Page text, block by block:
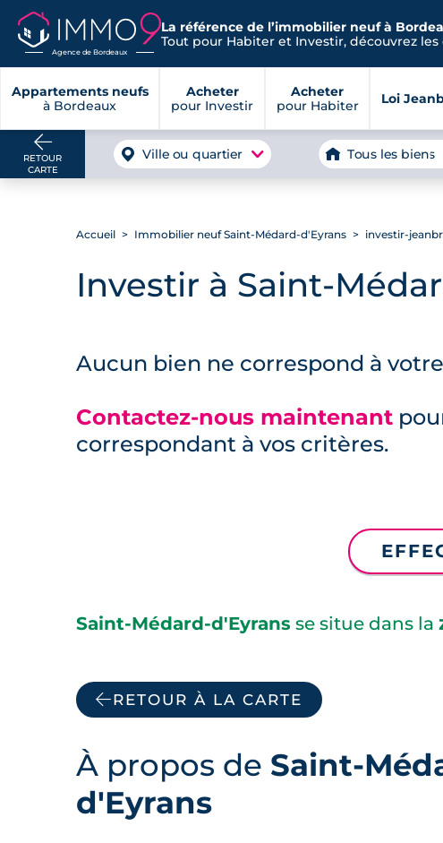
Agence de Bordeaux
La référence de l’immobilier neuf à
Tout pour Habiter et Investir, découvrez les
Appartements neufs
à Bordeaux
Acheter
pour Investir
Acheter
pour Habiter
Loi
RETOUR
CARTE
Ville ou quartier Tous les biens
Accueil Immobilier neuf Saint-Médard-d'Eyrans investir-
Investir à Saint-
Aucun bien ne correspond à
Contactez-nous maintenant
correspondant à vos critères.
Saint-Médard-d'Eyransse situe dans la
RETOUR À LA CARTE
À propos de Saint-
d'Eyrans